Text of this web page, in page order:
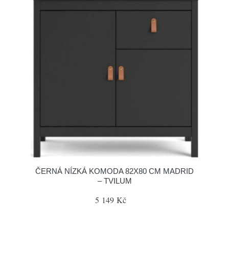
ČERNÁ NÍZKÁ KOMODA 82X80 CM MADRID
– TVILUM
5 149 Kč